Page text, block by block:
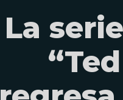
La